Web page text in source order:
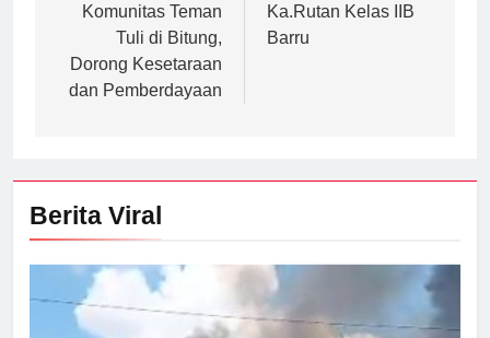
Komunitas Teman
Tuli di Bitung,
Dorong Kesetaraan
dan Pemberdayaan
Ka.Rutan Kelas IIB
Barru
Berita Viral